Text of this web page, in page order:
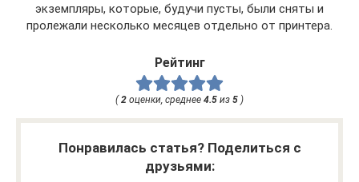
экземпляры, которые, будучи пусты, были сняты и
пролежали несколько месяцев отдельно от принтера.
Рейтинг
( 2 оценки, среднее 4.5 из 5 )
Понравилась статья? Поделиться с
друзьями: